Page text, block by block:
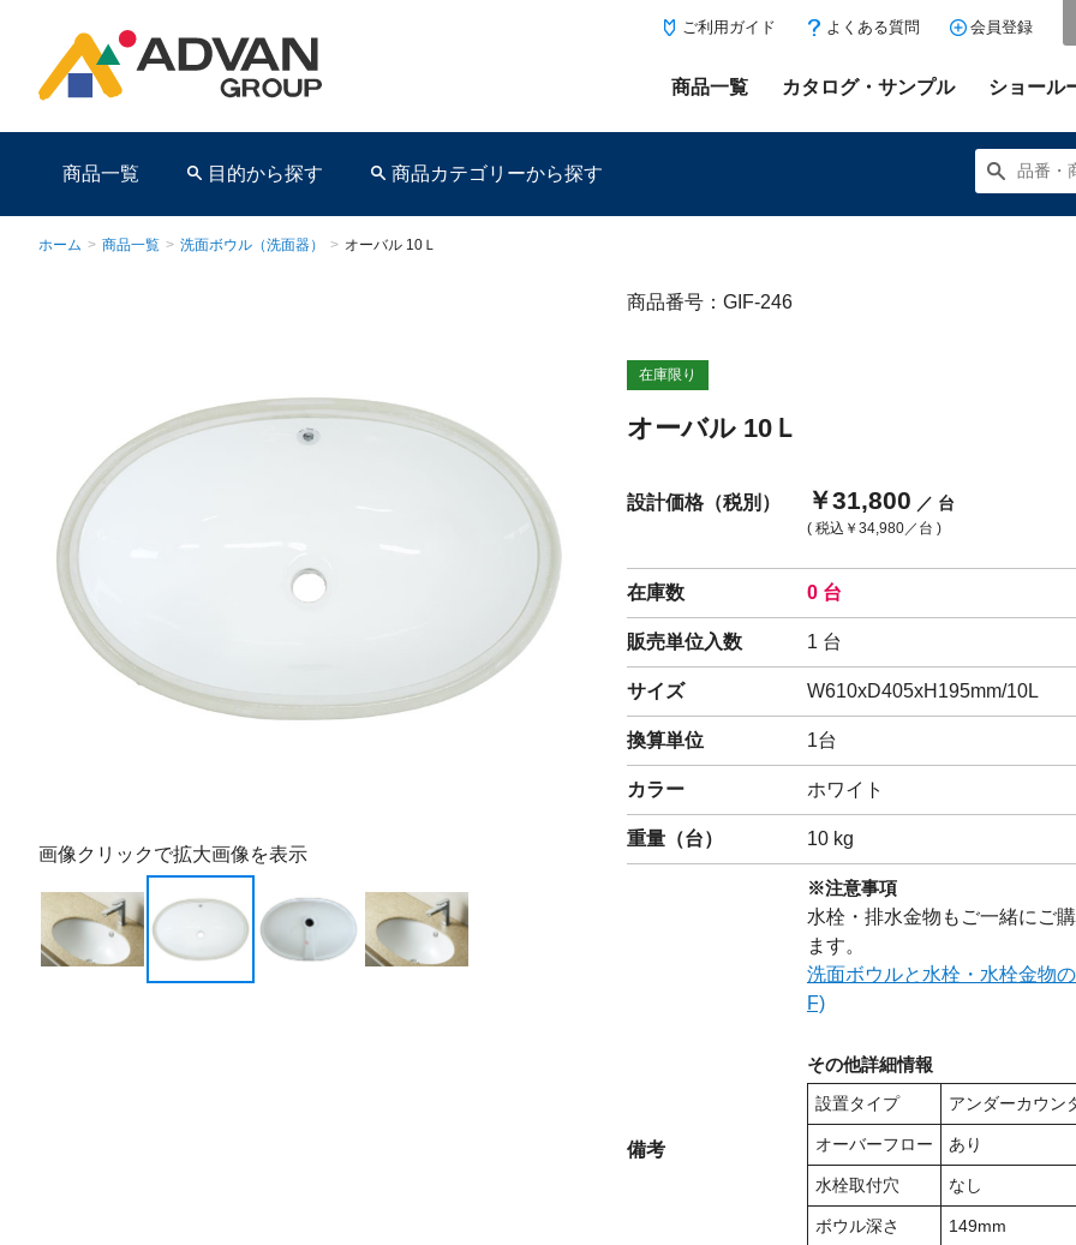
ご利用ガイド よくある質問 会員登録
商品一覧 カタログ・サンプル ショール
商品一覧 目的から探す 商品カテゴリーから探す
ホーム > 商品一覧 > 洗面ボウル（洗面器） > オーバル 10Ｌ
画像クリックで拡大画像を表示
商品番号：GIF-246
在庫限り
オーバル 10Ｌ
設計価格（税別） ￥31,800 ／ 台
( 税込 ￥34,980／台 )
在庫数 0 台
販売単位入数 1 台
サイズ W610xD405xH195mm/10L
換算単位 1台
カラー ホワイト
重量（台） 10 kg
備考
※注意事項
水栓・排水金物もご一緒にご
ます。
洗面ボウルと水栓・水栓金物
F)
その他詳細情報
設置タイプ アンダーカウン
オーバーフロー あり
水栓取付穴 なし
ボウル深さ 149mm